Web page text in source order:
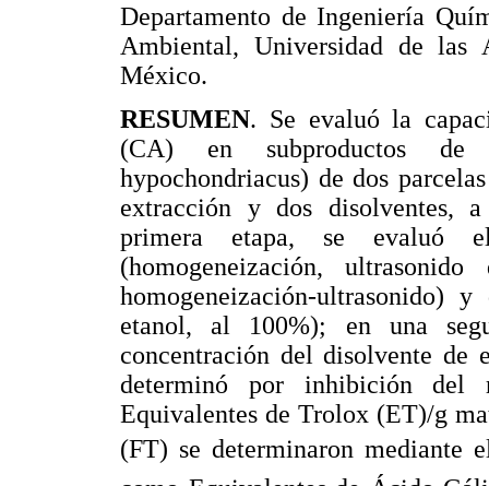
Departamento de Ingeniería
Ambiental, Universidad de las
México.
RESUMEN. Se evaluó la
(CA) en subproductos de
hypochondriacus) de dos
extracción y dos disolventes,
primera etapa, se evaluó
(homogeneización,
homogeneización-ultrasonido)
etanol, al 100%); en una
concentración del disolvente
determinó por inhibición del
Equivalentes de Trolox (ET)/g
(FT) se determinaron mediante